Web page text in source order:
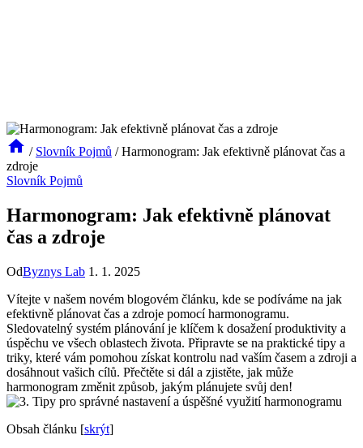
/ Slovník Pojmů / Harmonogram: Jak efektivně plánovat čas a
zdroje
Slovník Pojmů
Harmonogram: Jak efektivně plánovat
čas a zdroje
OdByznys Lab 1. 1. 2025
Vítejte v našem novém blogovém článku, kde se podíváme na jak
efektivně plánovat čas a zdroje pomocí harmonogramu.
Sledovatelný systém plánování je klíčem k dosažení produktivity a
úspěchu ve všech oblastech života. Připravte se na praktické tipy a
triky, které vám pomohou získat kontrolu nad vaším časem a zdroji a
dosáhnout vašich cílů. Přečtěte si dál a zjistěte, jak může
harmonogram změnit způsob, jakým plánujete svůj den!
Obsah článku [skrýt]